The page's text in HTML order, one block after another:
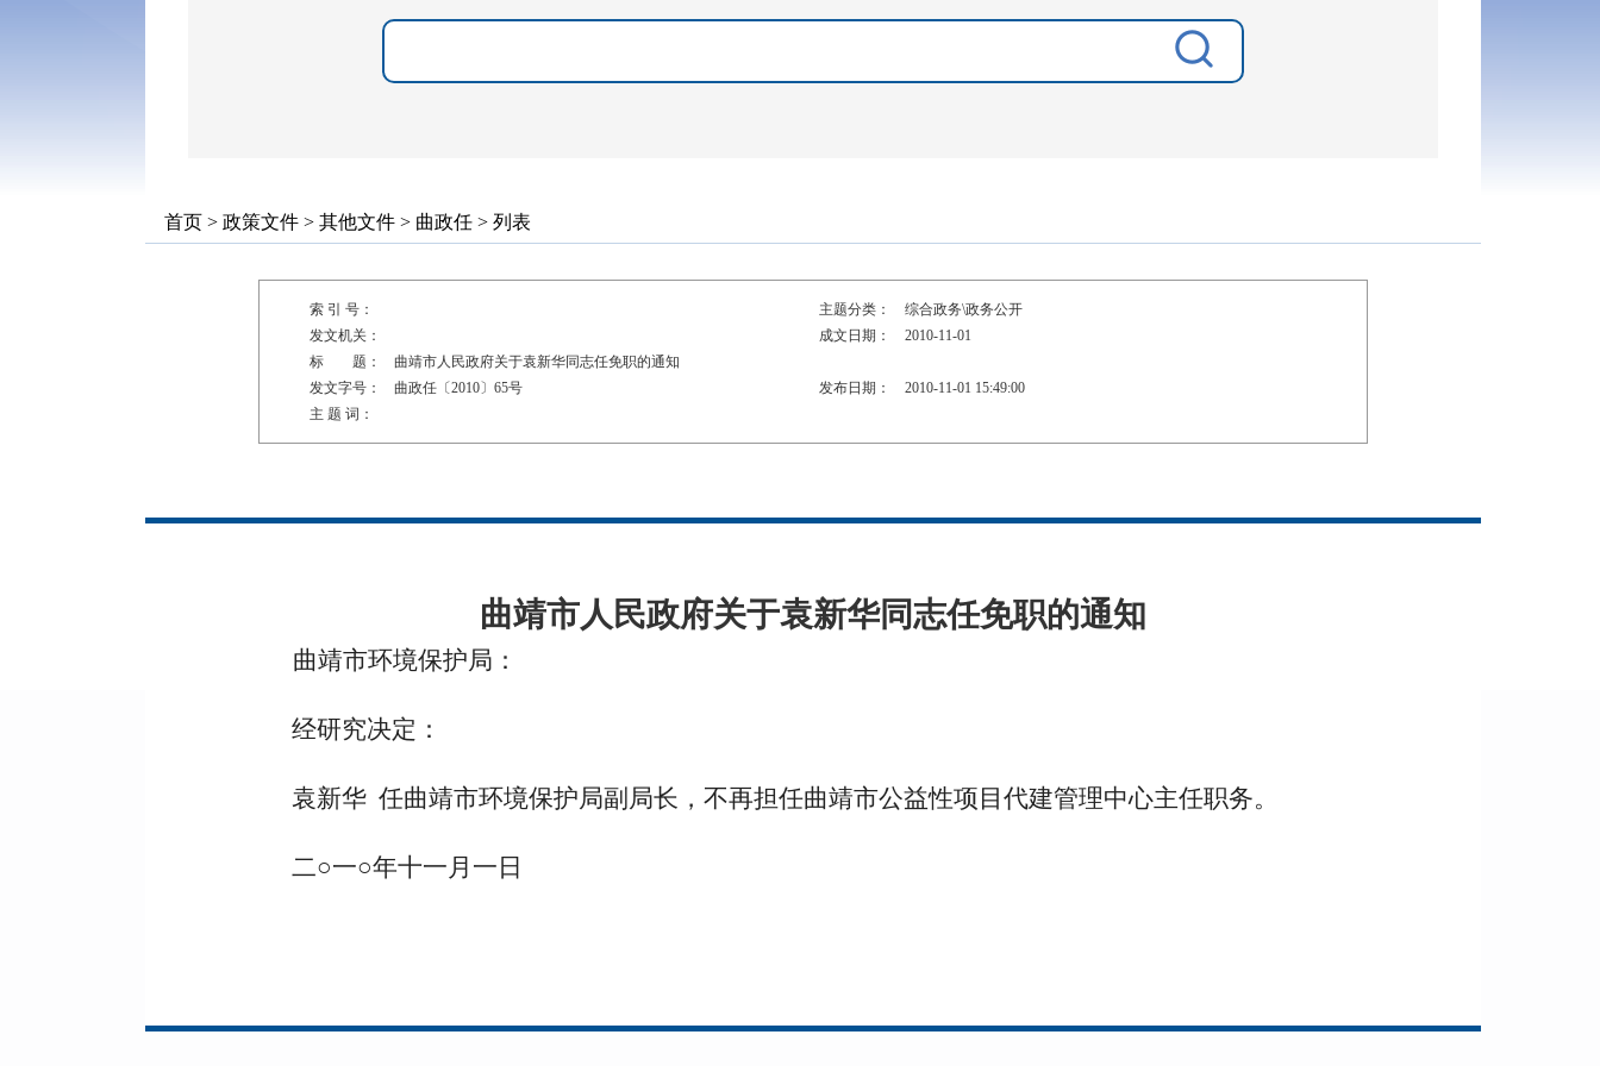
首页 > 政策文件 > 其他文件 > 曲政任 > 列表
索 引 号： 主题分类：
综合政务\政务公开
发文机关：
成文日期：
2010-11-01
标 题：
曲靖市人民政府关于袁新华同志任免职的通知
发文字号：
曲政任〔2010〕65号 发布日期：
2010-11-01 15:49:00
主 题 词：
曲靖市人民政府关于袁新华同志任免职的通知
曲靖市环境保护局：
经研究决定：
袁新华 任曲靖市环境保护局副局长，不再担任曲靖市公益性项目代建管理中心主任职务。
二○一○年十一月一日